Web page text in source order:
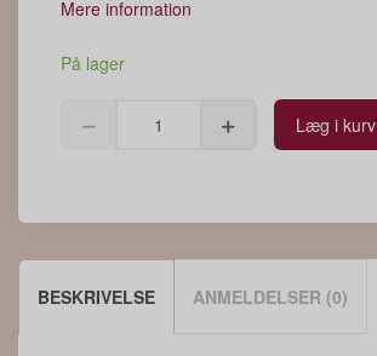
Mere information
På lager
Læg i kurv
BESKRIVELSE ANMELDELSER (0)